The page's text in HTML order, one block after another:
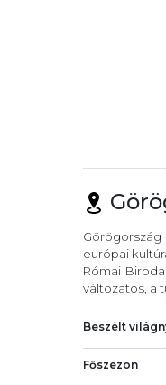
Görögország
európai
Római
változatos, a
Beszélt
Főszezon